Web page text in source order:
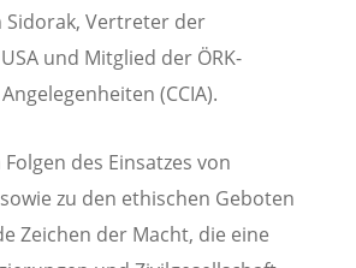
Sidorak, Vertreter der
und Mitglied der ÖRK-
(CCIA).
des Einsatzes von
zu den ethischen Geboten
Zeichen der Macht, die eine